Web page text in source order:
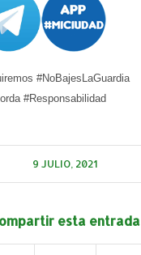
#NoBajesLaGuardia
#Responsabilidad
9 JULIO, 2021
esta entrada